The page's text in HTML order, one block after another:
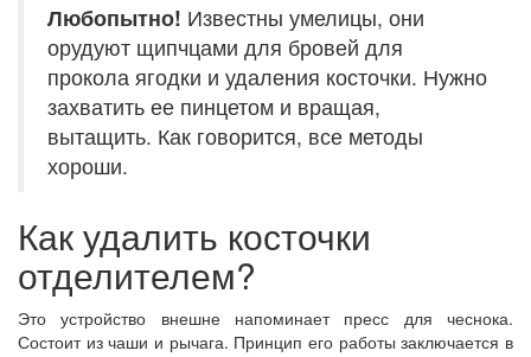
Любопытно! Известны умелицы, они
орудуют щипчцами для бровей для
прокола ягодки и удаления косточки. Нужно
захватить ее пинцетом и вращая,
вытащить. Как говорится, все методы
хороши.
Как удалить косточки
отделителем?
Это устройство внешне напоминает пресс для чеснока.
Состоит из чаши и рычага. Принцип его работы заключается в